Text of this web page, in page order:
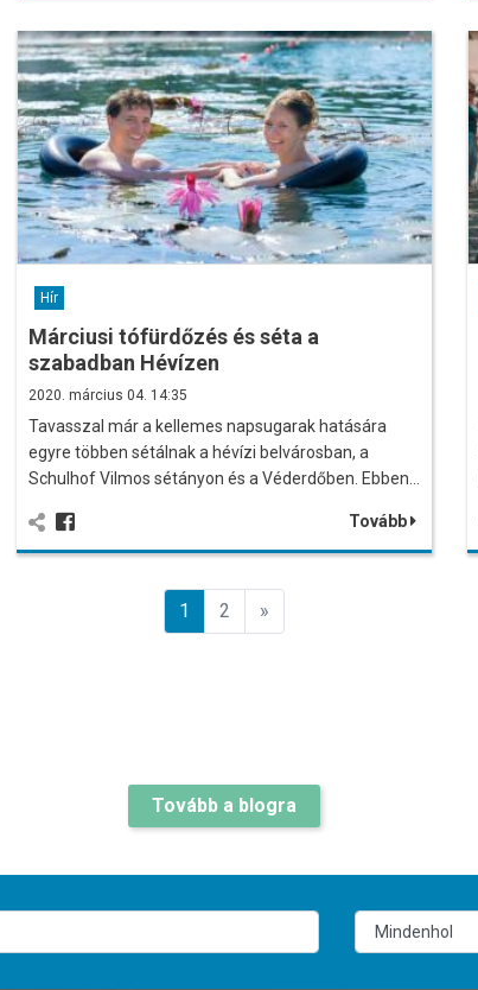
Hír
Márciusi tófürdőzés és séta a
szabadban Hévízen
2020. március 04. 14:35
Tavasszal már a kellemes napsugarak hatására
egyre többen sétálnak a hévízi belvárosban, a
Schulhof Vilmos sétányon és a Véderdőben. Ebben…
Tovább
1 2 »
Tovább a blogra